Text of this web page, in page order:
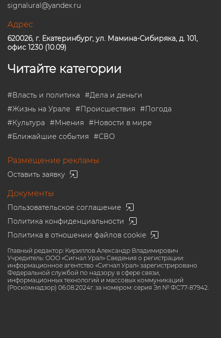
signalural@yandex.ru
Адрес
620026, г. Екатеринбург, ул. Мамина-Сибиряка, д. 101,
офис 1230 (10.09)
Читайте категории
#Власть и политика #Дела и деньги
#Жизнь на Урале #Происшествия #Погода
#Культура #Мнения #Новости в мире
#Ближайшие события #СВО
Размещение рекламы
Оставить заявку
Документы
Пользовательское соглашение
Политика конфиденциальности
Политика в отношении файлов cookie
Главный редактор: Кириллов Александр Владимирович
Учредитель: ООО «Сигнал Урал» Сведения о регистрации:
информационное агентство «Сигнал Урал» зарегистрировано
Федеральной службой по надзору в сфере связи,
информационных технологий и массовых коммуникаций
(Роскомнадзор) 06.08.2024г. за номером: серия Эл № ФС77-87942.